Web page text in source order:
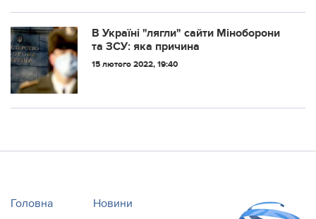
інших. В результаті досліджень з’яс...
В Україні "лягли" сайти Міноборони
та ЗСУ: яка причина
15 лютого 2022, 19:40
Головна
Новини